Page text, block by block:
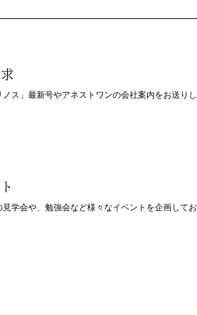
ノス」最新号やアネストワンの会社案内をお送りし
見学会や、勉強会など様々なイベントを企画してお